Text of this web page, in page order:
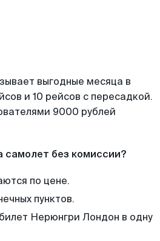
выгодные месяца в
и 10 рейсов с пересадкой.
9000 рублей
самолет без комиссии?
по цене.
пунктов.
Нерюнгри Лондон в одну